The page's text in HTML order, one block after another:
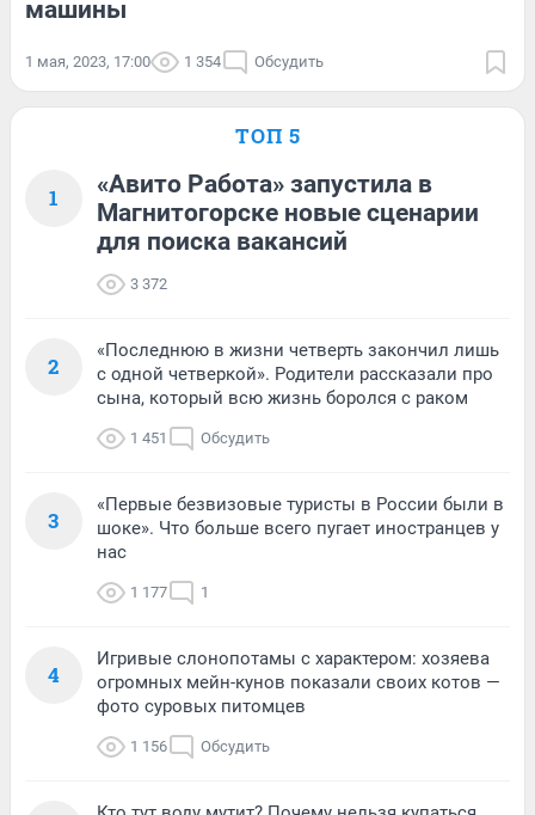
машины
1 мая, 2023, 17:00 1 354 Обсудить
ТОП 5
1
«Авито Работа» запустила в
Магнитогорске новые сценарии
для поиска вакансий
3 372
2
«Последнюю в жизни четверть закончил лишь
с одной четверкой». Родители рассказали про
сына, который всю жизнь боролся с раком
1 451 Обсудить
3
«Первые безвизовые туристы в России были в
шоке». Что больше всего пугает иностранцев у
нас
1 177 1
4
Игривые слонопотамы с характером: хозяева
огромных мейн-кунов показали своих котов —
фото суровых питомцев
1 156 Обсудить